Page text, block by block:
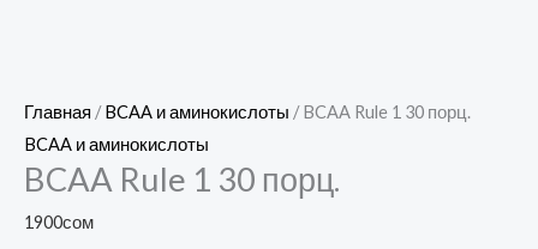
Главная /BCAA и аминокислоты / BCAA Rule 1 30 порц.
BCAA и аминокислоты
BCAA Rule 1 30 порц.
1900сом